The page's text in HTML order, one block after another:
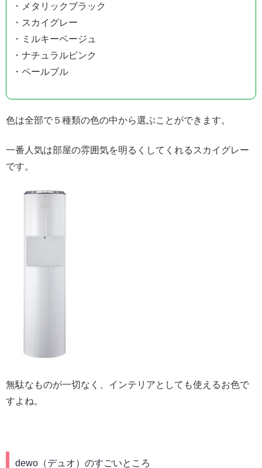
・メタリックブラック
・スカイグレー
・ミルキーベージュ
・ナチュラルピンク
・ペールブル
色は全部で５種類の色の中から選ぶことができます。
一番人気は部屋の雰囲気を明るくしてくれるスカイグレー
です。
無駄なものが一切なく、インテリアとしても使えるお色で
すよね。
dewo（デュオ）のすごいところ